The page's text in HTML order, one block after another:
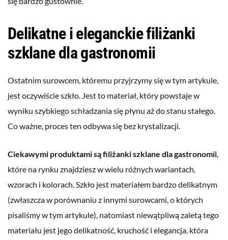
Delikatne i eleganckie filiżanki
szklane dla gastronomii
Ostatnim surowcem, któremu przyjrzymy się w tym artykule,
jest oczywiście szkło. Jest to materiał, który powstaje w
wyniku szybkiego schładzania się płynu aż do stanu stałego.
Co ważne, proces ten odbywa się bez krystalizacji.
Ciekawymi produktami są filiżanki szklane dla gastronomii,
które na rynku znajdziesz w wielu różnych wariantach,
wzorach i kolorach. Szkło jest materiałem bardzo delikatnym
(zwłaszcza w porównaniu z innymi surowcami, o których
pisaliśmy w tym artykule), natomiast niewątpliwą zaletą tego
materiału jest jego delikatność, kruchość i elegancja, która